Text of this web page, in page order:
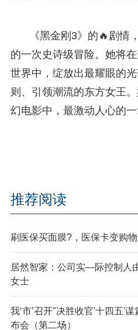
《黑金刚3》的🔥剧情
的一次史诗级冒险。她将
世界中，绽放出最耀眼的
则、引领潮流的东方女王
幻电影中，最激动人心的一
推荐阅读
刷医保买面膜?，医保卡变购
居然智家：公司实—际控制人
女士
我‘市’召开"决胜收官'十四五'
布会（第二场）